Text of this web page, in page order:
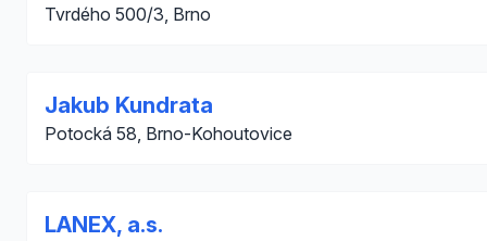
Tvrdého 500/3, Brno
Jakub Kundrata
Potocká 58, Brno-Kohoutovice
LANEX, a.s.